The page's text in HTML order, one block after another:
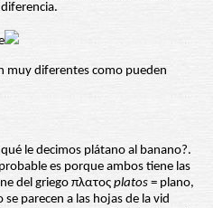
muy diferentes como pueden
le decimos plátano al banano?.
es porque ambos tiene las
del griego πλατος platos = plano,
parecen a las hojas de la vid